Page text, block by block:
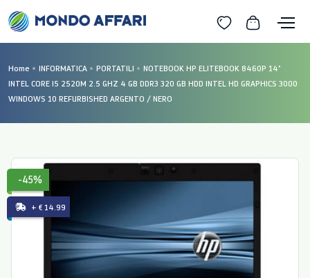
Home INFORMATICA PORTATILI
NOTEBOOK HP ELITEBOOK 8460P 14"
INTEL CORE I5 2520M 2.5 GHZ 4 GB DDR3 320 GB HDD INTEL HD GRAPHICS 3000
WINDOWS 10 REFURBISHED ARGENTO / NERO
-45%
+ € 14.99